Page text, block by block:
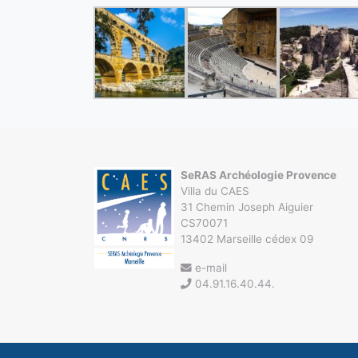
SeRAS Archéologie Provence
Villa du CAES
31 Chemin Joseph Aiguier
CS70071
13402 Marseille cédex 09
e-mail
04.91.16.40.44.